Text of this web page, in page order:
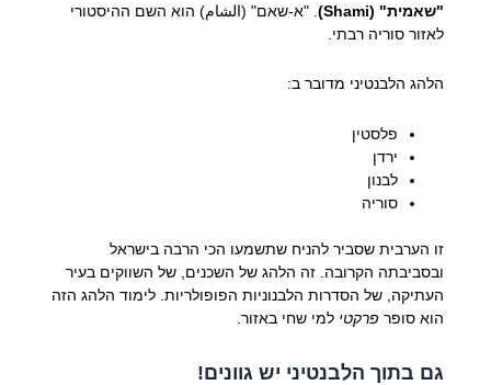
"שאמית" (Shami)
. "א-שאם" (الشام) הוא השם ההיסטורי
לאזור סוריה רבתי.
הלהג הלבנטיני מדובר ב:
פלסטין
ירדן
לבנון
סוריה
זו הערבית שסביר להניח שתשמעו הכי הרבה בישראל
ובסביבתה הקרובה. זה הלהג של השכנים, של השווקים בעיר
העתיקה, של הסדרות הלבנוניות הפופולריות. לימוד הלהג הזה
הוא סופר פרקטי למי שחי באזור.
גם בתוך הלבנטיני יש גוונים!